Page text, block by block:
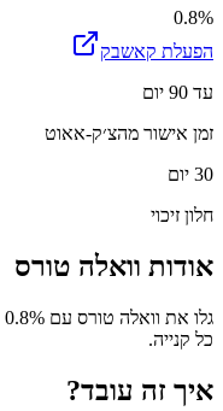
0.8%
הפעלת קאשבק
עד 90 יום
זמן אישור מהצ׳ק-אאוט
30 יום
חלון זיכוי
אודות וואלה טורס
כל קנייה.
איך זה עובד?